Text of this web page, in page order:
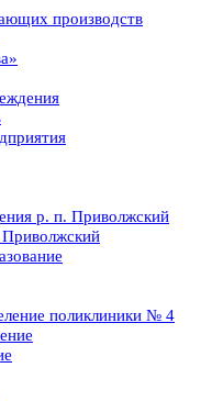
производств
р. п. Приволжский
поликлиники № 4